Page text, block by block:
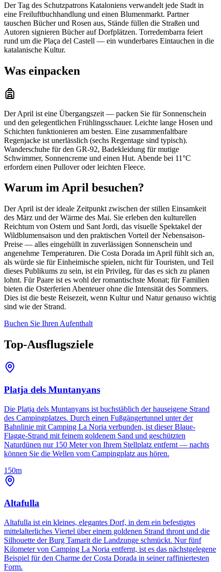
Der Tag des Schutzpatrons Kataloniens verwandelt jede Stadt in
eine Freiluftbuchhandlung und einen Blumenmarkt. Partner
tauschen Bücher und Rosen aus, Stände füllen die Straßen und
Autoren signieren Bücher auf Dorfplätzen. Torredembarra feiert
rund um die Plaça del Castell — ein wunderbares Eintauchen in die
katalanische Kultur.
Was einpacken
Der April ist eine Übergangszeit — packen Sie für Sonnenschein
und den gelegentlichen Frühlingsschauer. Leichte lange Hosen und
Schichten funktionieren am besten. Eine zusammenfaltbare
Regenjacke ist unerlässlich (sechs Regentage sind typisch).
Wanderschuhe für den GR-92, Badekleidung für mutige
Schwimmer, Sonnencreme und einen Hut. Abende bei 11°C
erfordern einen Pullover oder leichten Fleece.
Warum im April besuchen?
Der April ist der ideale Zeitpunkt zwischen der stillen Einsamkeit
des März und der Wärme des Mai. Sie erleben den kulturellen
Reichtum von Ostern und Sant Jordi, das visuelle Spektakel der
Wildblumensaison und den praktischen Vorteil der Nebensaison-
Preise — alles eingehüllt in zuverlässigen Sonnenschein und
angenehme Temperaturen. Die Costa Dorada im April fühlt sich an,
als würde sie für Einheimische spielen, nicht für Touristen, und Teil
dieses Publikums zu sein, ist ein Privileg, für das es sich zu planen
lohnt. Für Paare ist es wohl der romantischste Monat; für Familien
bieten die Osterferien Abenteuer ohne die Intensität des Sommers.
Dies ist die beste Reisezeit, wenn Kultur und Natur genauso wichtig
sind wie der Strand.
Buchen Sie Ihren Aufenthalt
Top-Ausflugsziele
Platja dels Muntanyans
Die Platja dels Muntanyans ist buchstäblich der hauseigene Strand
des Campingplatzes. Durch einen Fußgängertunnel unter der
Bahnlinie mit Camping La Noria verbunden, ist dieser Blaue-
Flagge-Strand mit feinem goldenem Sand und geschützten
Naturdünen nur 150 Meter von Ihrem Stellplatz entfernt — nachts
können Sie die Wellen vom Campingplatz aus hören.
150m
Altafulla
Altafulla ist ein kleines, elegantes Dorf, in dem ein befestigtes
mittelalterliches Viertel über einem goldenen Strand thront und die
Silhouette der Burg Tamarit die Landzunge schmückt. Nur fünf
Kilometer von Camping La Noria entfernt, ist es das nächstgelegene
Beispiel für den Charme der Costa Dorada in seiner raffiniertesten
Form.